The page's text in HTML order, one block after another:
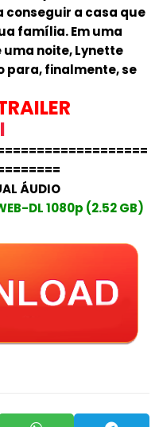
a casa que
família. Em uma
noite, Lynette
para, finalmente, se
ÁUDIO
DL 1080p (2.52 GB)